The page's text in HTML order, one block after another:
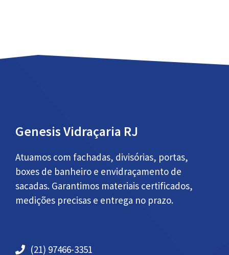
Genesis Vidraçaria RJ
Atuamos com fachadas, divisórias, portas,
boxes de banheiro e envidraçamento de
sacadas. Garantimos materiais certificados,
medições precisas e entrega no prazo.
(21) 97466-3351